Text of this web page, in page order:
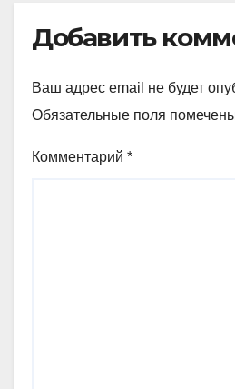
Добавить
Ваш адрес email не будет
Обязательные поля
Комментарий *